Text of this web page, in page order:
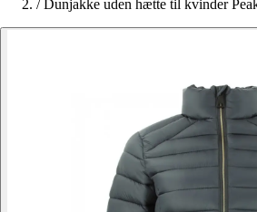
/ Dunjakke uden hætte til kvinder